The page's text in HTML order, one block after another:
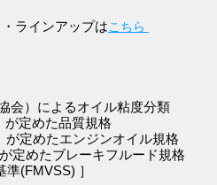
ラインアップはこちら
会）によるオイル粘度分類
定めた品質規格
定めたエンジンオイル規格
定めたブレーキフルード規格
準(FMVSS) ］